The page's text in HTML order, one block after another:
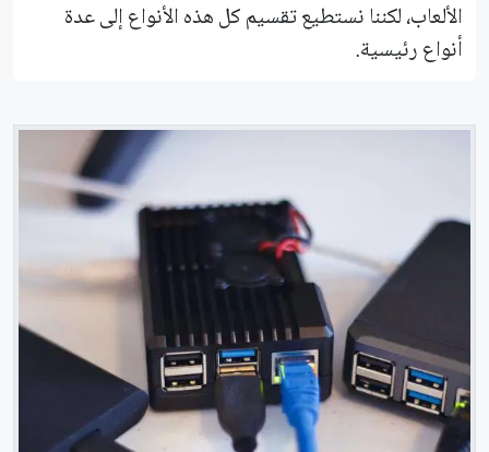
الألعاب، لكننا نستطيع تقسيم كل هذه الأنواع إلى عدة
أنواع رئيسية.